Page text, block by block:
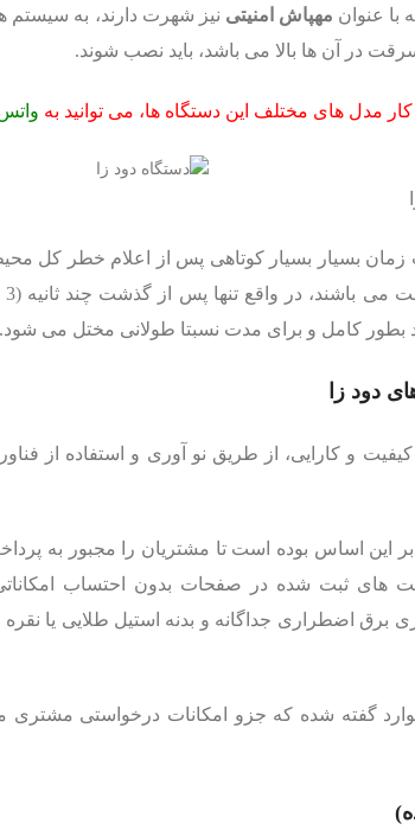
با عنوان مهپاش امنیتی نیز شهرت دارند، به
در آن ها بالا می باشد، باید نصب شوند.
مدل های مختلف این دستگاه ها، می توانید به
بسیار بسیار کوتاهی پس از اعلام خطر کل محیط
بطور کامل و برای مدت نسبتا طولانی مختل می شود.
دود زا
و کارایی، از طریق نو آوری و استفاده از
این اساس بوده است تا مشتریان را مجبور به
های ثبت شده در صفحات بدون احتساب
برق اضطراری جداگانه و بدنه استیل طلایی یا